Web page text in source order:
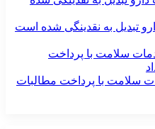
سلامت با پرداخت مطالبات